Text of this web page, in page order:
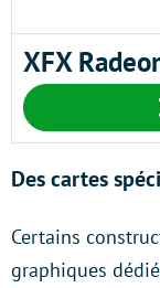
XFX
Des cartes
Certains
graphiques